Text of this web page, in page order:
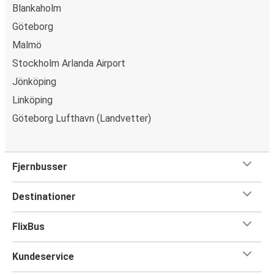
Blankaholm
Göteborg
Malmö
Stockholm Arlanda Airport
Jönköping
Linköping
Göteborg Lufthavn (Landvetter)
Fjernbusser
Destinationer
FlixBus
Kundeservice